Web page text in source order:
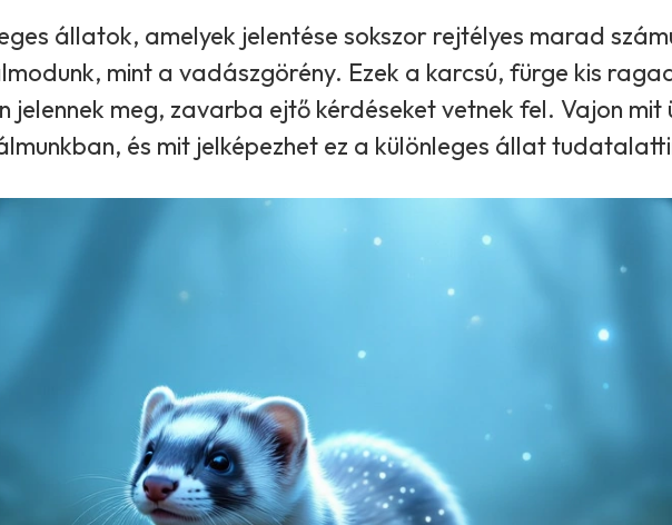
állatok, amelyek jelentése sokszor rejtélyes marad
mint a vadászgörény. Ezek a karcsú, fürge kis
meg, zavarba ejtő kérdéseket vetnek fel. Vajon mit
és mit jelképezhet ez a különleges állat